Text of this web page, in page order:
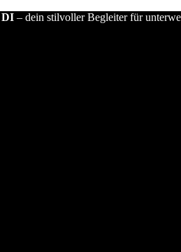
DI – dein stilvoller Begleiter für